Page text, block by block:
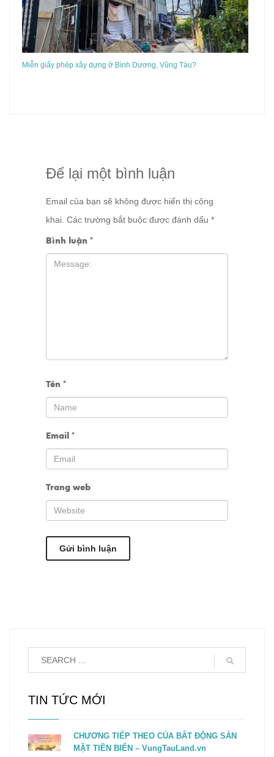
Miễn giấy phép xây dựng ở Bình Dương, Vũng Tàu?
Để lại một bình luận
Email của bạn sẽ không được hiển thị công
khai. Các trường bắt buộc được đánh dấu *
Bình luận *
Tên *
Email *
Trang web
TIN TỨC MỚI
CHƯƠNG TIẾP THEO CỦA BẤT ĐỘNG SẢN
MẶT TIỀN BIỂN – VungTauLand.vn